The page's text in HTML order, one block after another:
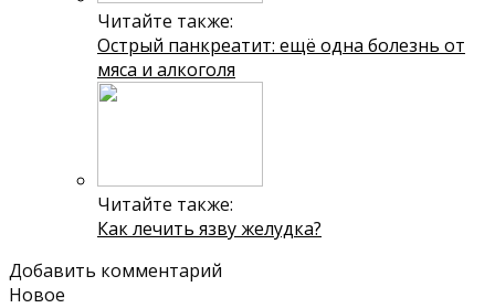
Читайте также:
Острый панкреатит: ещё одна болезнь от
мяса и алкоголя
Читайте также:
Как лечить язву желудка?
Добавить комментарий
Новое